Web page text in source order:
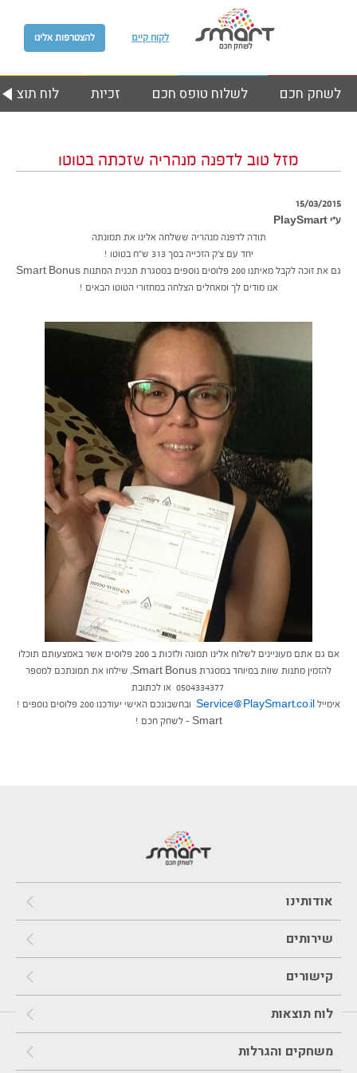
להצטרפות אלינו לקוח קיים
לוח זכיות לשלוח טופס חכם לשחק חכם
מזל טוב לדפנה מנהריה שזכתה בטוטו
15/03/2015
ע״י PlaySmart
תודה לדפנה מנהריה ששלחה אלינו את תמונתה
יחד עם צ’ק הזכייה בסך 313 ש”ח בטוטו !
גם את זוכה לקבל מאיתנו 200 פלוסים נוספים במסגרת תכנית המתנות Smart Bonus
אנו מודים לך ומאחלים הצלחה במחזורי הטוטו הבאים !
אם גם אתם מעוניינים לשלוח אלינו תמונה ולזכות ב 200 פלוסים אשר באמצעותם תוכלו
להזמין מתנות שוות במיוחד במסגרת Smart Bonus, שילחו את תמונתכם למספר
0504334377 או לכתובת
אימייל Service@PlaySmart.co.il ובחשבונכם האישי יעודכנו 200 פלוסים נוספים !
Smart – לשחק חכם !
אודותינו
שירותים
קישורים
לוח תוצאות
משחקים והגרלות